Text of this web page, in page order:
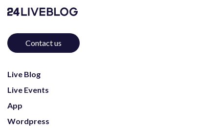
Contact us
Live Blog
Live Events
App
Wordpress